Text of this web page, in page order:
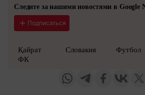
Следите за нашими новостями в Google
Подписаться
Қайрат
ФК
Словакия Футбол